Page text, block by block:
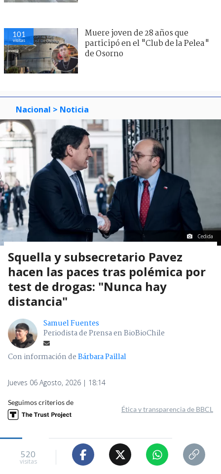
101
visitas
Muere joven de 28 años que
participó en el "Club de la Pelea"
de Osorno
Nacional > Noticia
Cedida
Squella y subsecretario Pavez
hacen las paces tras polémica por
test de drogas: "Nunca hay
distancia"
Samuel Fuentes
Periodista de Prensa en BioBioChile
Con información deBárbara Paillal
Jueves 06 Agosto, 2026 | 18:14
Seguimos criterios de
Ética y transparencia de BBCL
520
visitas